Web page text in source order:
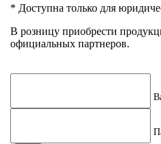
Safeline 4.8x200-W-100,
* Доступна только для
В розницу приобрести
официальных партнеров.